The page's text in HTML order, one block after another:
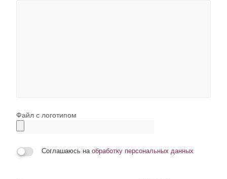
Файл с логотипом
Соглашаюсь на обработку персональных данных